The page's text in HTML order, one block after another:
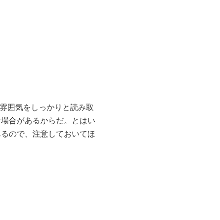
囲気をしっかりと読み取
合があるからだ。とはい
ので、注意しておいてほ